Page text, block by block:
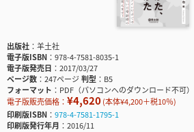
出版社
羊土社
電子版ISBN
978-4-7581-8035-1
電子版発売日
2017/03/27
ページ数
247ページ判型
B5
フォーマット
PDF（パソコンへのダウンロード不可）
電子版販売価格： ¥4,620(本体¥4,200＋税10％)
印刷版ISBN
978-4-7581-1795-1
印刷版発行年月
2016/11